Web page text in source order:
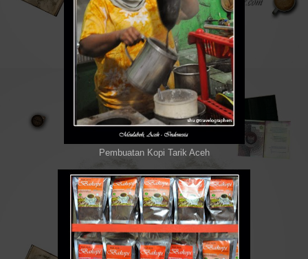
Pembuatan Kopi Tarik Aceh